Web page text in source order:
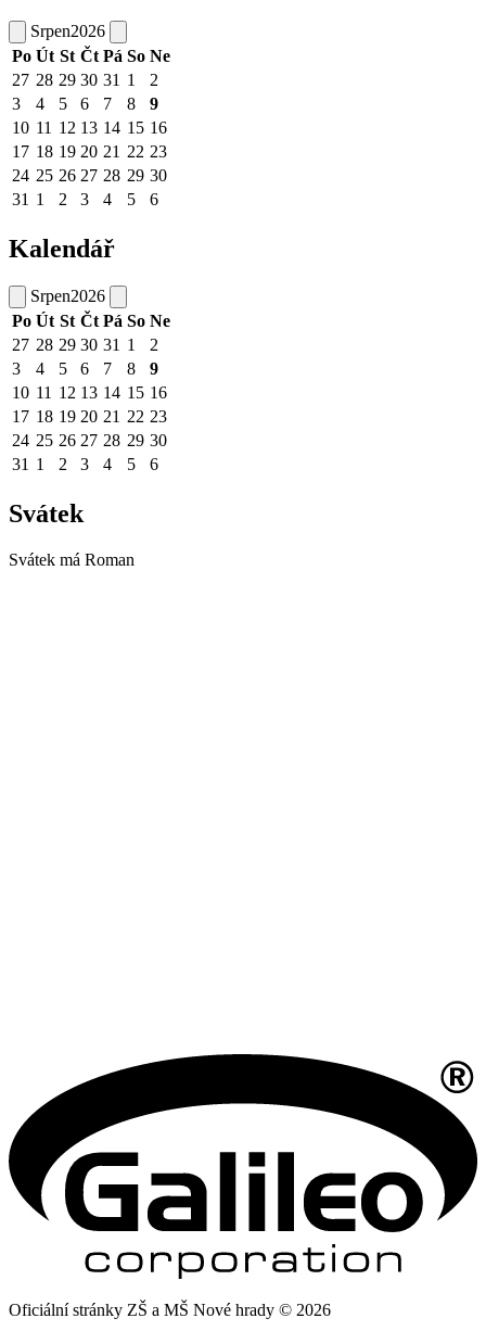
Srpen2026
Po Út St Čt Pá So Ne
27 28 29 30 31 1
2
3
4 5 6 7 8
9
10 11 12 13 14 15 16
17 18 19 20 21 22 23
24 25 26 27 28 29 30
31 1 2 3 4 5 6
Kalendář
Srpen2026
Po Út St Čt Pá So Ne
27 28 29 30 31 1
2
3
4 5 6 7 8
9
10 11 12 13 14 15 16
17 18 19 20 21 22 23
24 25 26 27 28 29 30
31 1 2 3 4 5 6
Svátek
Svátek má Roman
Oficiální stránky ZŠ a MŠ Nové hrady © 2026